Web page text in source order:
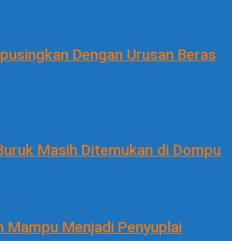
Dengan Urusan Beras
Masih Ditemukan di Dompu
Mampu Menjadi Penyuplai